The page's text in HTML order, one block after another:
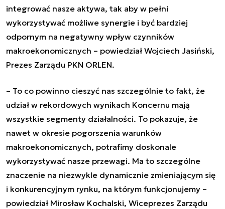
integrować nasze aktywa, tak aby w pełni
wykorzystywać możliwe synergie i być bardziej
odpornym na negatywny wpływ czynników
makroekonomicznych – powiedział Wojciech Jasiński,
Prezes Zarządu PKN ORLEN.
– To co powinno cieszyć nas szczególnie to fakt, że
udział w rekordowych wynikach Koncernu mają
wszystkie segmenty działalności. To pokazuje, że
nawet w okresie pogorszenia warunków
makroekonomicznych, potrafimy doskonale
wykorzystywać nasze przewagi. Ma to szczególne
znaczenie na niezwykle dynamicznie zmieniającym się
i konkurencyjnym rynku, na którym funkcjonujemy –
powiedział Mirosław Kochalski, Wiceprezes Zarządu